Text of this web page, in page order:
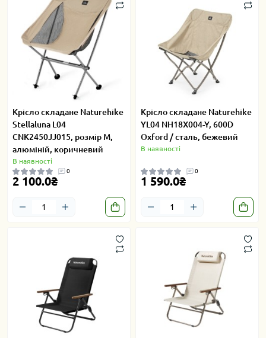
Крісло складане Naturehike
Stellaluna L04
CNK2450JJ015, розмір M,
алюміній, коричневий
В наявності
0
2 100.0₴
Крісло складане Naturehike
YL04 NH18X004-Y, 600D
Oxford / сталь, бежевий
В наявності
0
1 590.0₴